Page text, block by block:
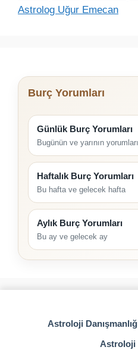
Astrolog Uğur Emecan
Burç Yorumları
Günlük Burç Yorumları
Bugünün ve yarının yorumları
Haftalık Burç Yorumları
Bu hafta ve gelecek hafta
Aylık Burç Yorumları
Bu ay ve gelecek ay
Astroloji
Astroloji